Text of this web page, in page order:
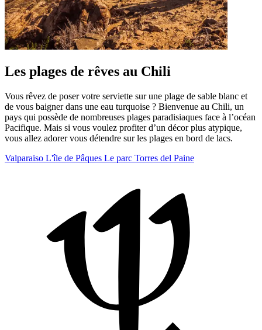
Les plages de rêves au Chili
Vous rêvez de poser votre serviette sur une plage de sable blanc et
de vous baigner dans une eau turquoise ? Bienvenue au Chili, un
pays qui possède de nombreuses plages paradisiaques face à l’océan
Pacifique. Mais si vous voulez profiter d’un décor plus atypique,
vous allez adorer vous détendre sur les plages en bord de lacs.
Valparaiso L'île de Pâques Le parc Torres del Paine